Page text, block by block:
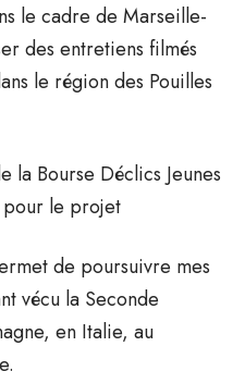
le cadre de Marseille-
des entretiens filmés
le région des Pouilles
la Bourse Déclics Jeunes
pour le projet
de poursuivre mes
vécu la Seconde
en Italie, au